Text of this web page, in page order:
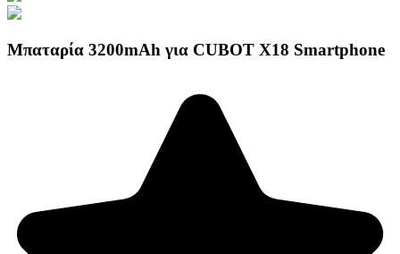
Μπαταρία 3200mAh για CUBOT X18 Smartphone